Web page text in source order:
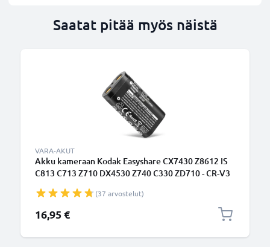
Saatat pitää myös näistä
VARA-AKUT
Akku kameraan Kodak Easyshare CX7430 Z8612 IS
C813 C713 Z710 DX4530 Z740 C330 ZD710 - CR-V3
(37 arvostelut)
16,95 €